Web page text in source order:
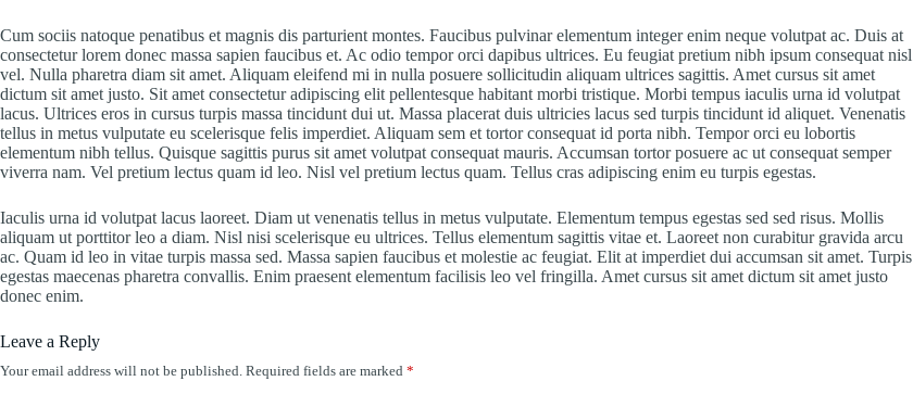
Cum sociis natoque penatibus et magnis dis parturient montes. Faucibus pulvinar elementum integer enim neque volutpat ac. Duis at
consectetur lorem donec massa sapien faucibus et. Ac odio tempor orci dapibus ultrices. Eu feugiat pretium nibh ipsum consequat nisl
vel. Nulla pharetra diam sit amet. Aliquam eleifend mi in nulla posuere sollicitudin aliquam ultrices sagittis. Amet cursus sit amet
dictum sit amet justo. Sit amet consectetur adipiscing elit pellentesque habitant morbi tristique. Morbi tempus iaculis urna id volutpat
lacus. Ultrices eros in cursus turpis massa tincidunt dui ut. Massa placerat duis ultricies lacus sed turpis tincidunt id aliquet. Venenatis
tellus in metus vulputate eu scelerisque felis imperdiet. Aliquam sem et tortor consequat id porta nibh. Tempor orci eu lobortis
elementum nibh tellus. Quisque sagittis purus sit amet volutpat consequat mauris. Accumsan tortor posuere ac ut consequat semper
viverra nam. Vel pretium lectus quam id leo. Nisl vel pretium lectus quam. Tellus cras adipiscing enim eu turpis egestas.
Iaculis urna id volutpat lacus laoreet. Diam ut venenatis tellus in metus vulputate. Elementum tempus egestas sed sed risus. Mollis
aliquam ut porttitor leo a diam. Nisl nisi scelerisque eu ultrices. Tellus elementum sagittis vitae et. Laoreet non curabitur gravida arcu
ac. Quam id leo in vitae turpis massa sed. Massa sapien faucibus et molestie ac feugiat. Elit at imperdiet dui accumsan sit amet. Turpis
egestas maecenas pharetra convallis. Enim praesent elementum facilisis leo vel fringilla. Amet cursus sit amet dictum sit amet justo
donec enim.
Leave a Reply
Your email address will not be published. Required fields are marked *